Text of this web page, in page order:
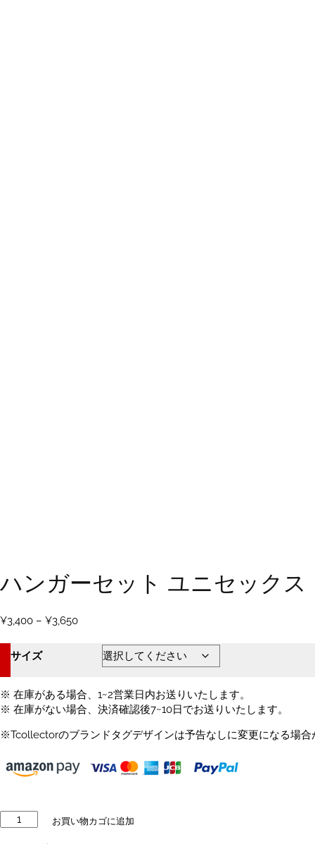
ハンガーセット ユニセックス
¥3,400 – ¥3,650価
¥3,400
¥3,650
サイズ
※ 在庫がある場合、1~2営業日内お送りいたします。
※ 在庫がない場合、決済確認後7~10日でお送りいたします。
※Tcollectorのブランドタグデザインは予告なしに変更になる場合
ン
お買い物カゴに追加